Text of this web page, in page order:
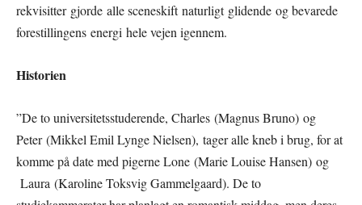
rekvisitter gjorde alle sceneskift naturligt glidende og bevarede
forestillingens energi hele vejen igennem.
Historien
”De to universitetsstuderende, Charles (Magnus Bruno) og
Peter (Mikkel Emil Lynge Nielsen), tager alle kneb i brug, for at
komme på date med pigerne Lone (Marie Louise Hansen) og
Laura (Karoline Toksvig Gammelgaard). De to